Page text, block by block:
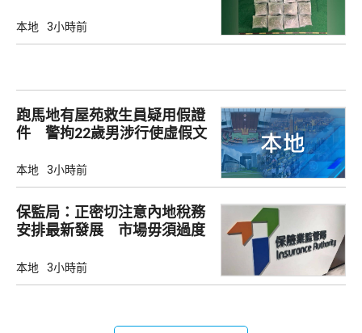
本地 3小時前
跑馬地有屋苑救生員疑用假證
件 警拘22歲男涉行使虛假文
本地 3小時前
保監局：正密切注意內地稅務
安排最新發展 市場毋須過度
本地 3小時前